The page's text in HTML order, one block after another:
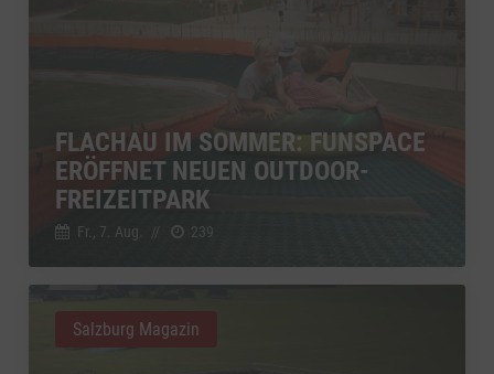
FLACHAU IM SOMMER: FUNSPACE
ERÖFFNET NEUEN OUTDOOR-
FREIZEITPARK
Fr., 7. Aug. // 239
Salzburg Magazin